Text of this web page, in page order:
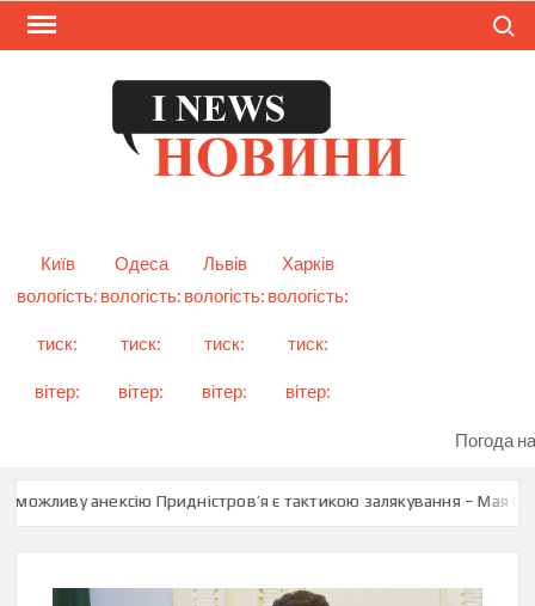
Skip
Київ
Одеса Львів
Харків
вологість:
тиск:
вітер:
вологість:
тиск:
вітер:
вологість:
тиск:
вітер:
вологість:
тиск:
вітер:
Погода
анексію Придністров’я є тактикою залякування – Мая